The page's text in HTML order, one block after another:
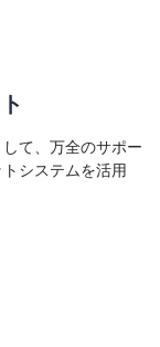
て、万全のサポー
システムを活用